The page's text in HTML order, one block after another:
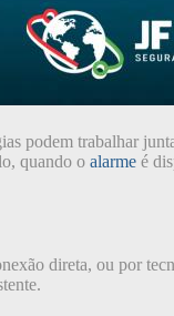
podem trabalhar
quando o alarme é
direta, ou por